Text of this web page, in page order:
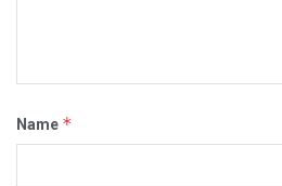
Name *